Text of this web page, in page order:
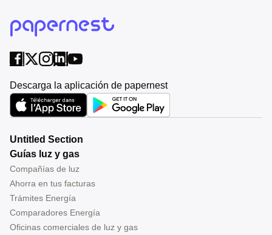
Descarga la aplicación de papernest
Untitled Section
Guías luz y gas
Compañías de luz
Ahorra en tus facturas
Trámites Energía
Comparadores Energía
Oficinas comerciales de luz y gas